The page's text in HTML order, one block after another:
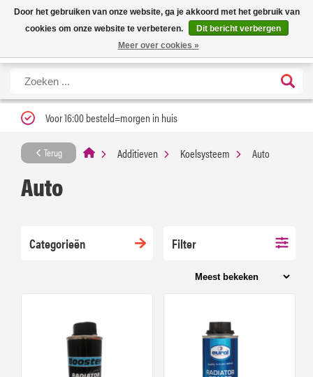
Nieuwe levertijd: 1 tot 3 werkdagen | Nu 25% korting op gehele assortiment
Carfume met kortingscode ''verfrissend''
X
Voor 16:00 besteld=morgen in huis
Terug Additieven Koelsysteem Auto
Auto
Categorieën Filter
Door het gebruiken van onze website, ga je akkoord met het gebruik van
cookies om onze website te verbeteren.
Dit bericht verbergen
Meer over cookies »